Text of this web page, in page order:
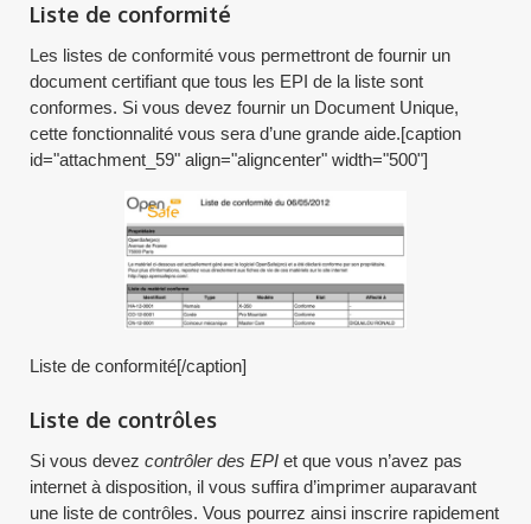
Liste de conformité
Les listes de conformité vous permettront de fournir un
document certifiant que tous les EPI de la liste sont
conformes. Si vous devez fournir un Document Unique,
cette fonctionnalité vous sera d’une grande aide.[caption
id="attachment_59" align="aligncenter" width="500"]
Liste de conformité[/caption]
Liste de contrôles
Si vous devezcontrôler des EPI et que vous n’avez pas
internet à disposition, il vous suffira d’imprimer auparavant
une liste de contrôles. Vous pourrez ainsi inscrire rapidement